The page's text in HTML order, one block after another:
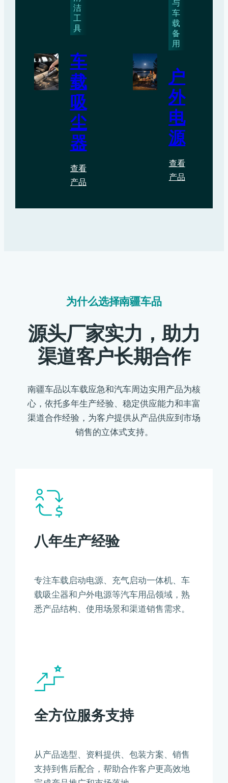
洁
工
具
车
载
吸
尘
器
查看
产品
与
车
载
备
用
户
外
电
源
查看
产品
为什么选择南疆车品
源头厂家实力，助力
渠道客户长期合作
南疆车品以车载应急和汽车周边实用产品为核
心，依托多年生产经验、稳定供应能力和丰富
渠道合作经验，为客户提供从产品供应到市场
销售的立体式支持。
八年生产经验
专注车载启动电源、充气启动一体机、车
载吸尘器和户外电源等汽车用品领域，熟
悉产品结构、使用场景和渠道销售需求。
全方位服务支持
从产品选型、资料提供、包装方案、销售
支持到售后配合，帮助合作客户更高效地